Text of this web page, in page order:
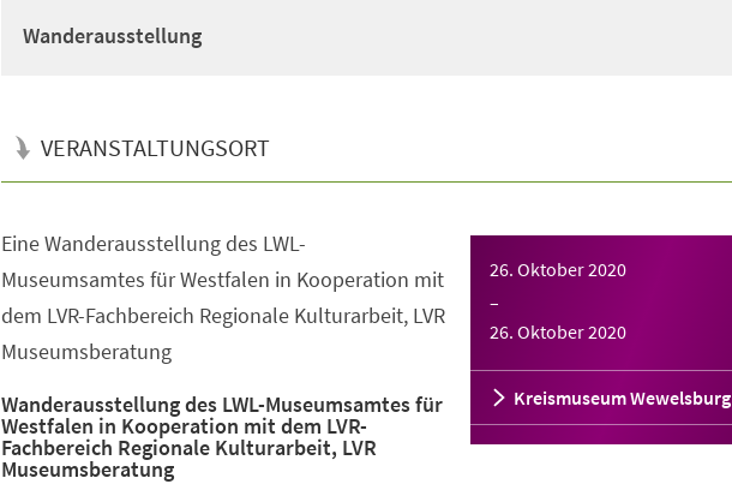
Wanderausstellung
VERANSTALTUNGSORT
26. Oktober 2020
–
26. Oktober 2020
Kreismuseum Wewelsburg
Eine Wanderausstellung des LWL-
Museumsamtes für Westfalen in Kooperation mit
dem LVR-Fachbereich Regionale Kulturarbeit, LVR
Museumsberatung
Wanderausstellung des LWL-Museumsamtes für
Westfalen in Kooperation mit dem LVR-
Fachbereich Regionale Kulturarbeit, LVR
Museumsberatung